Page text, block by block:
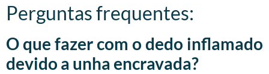
Perguntas frequentes:
O que fazer com o dedo inflamado
devido a unha encravada?